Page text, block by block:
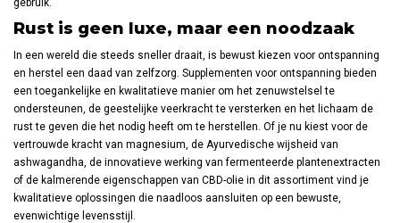
gebruik.
Rust is geen luxe, maar een noodzaak
In een wereld die steeds sneller draait, is bewust kiezen voor ontspanning
en herstel een daad van zelfzorg. Supplementen voor ontspanning bieden
een toegankelijke en kwalitatieve manier om het zenuwstelsel te
ondersteunen, de geestelijke veerkracht te versterken en het lichaam de
rust te geven die het nodig heeft om te herstellen. Of je nu kiest voor de
vertrouwde kracht van magnesium, de Ayurvedische wijsheid van
ashwagandha, de innovatieve werking van fermenteerde plantenextracten
of de kalmerende eigenschappen van CBD-olie in dit assortiment vind je
kwalitatieve oplossingen die naadloos aansluiten op een bewuste,
evenwichtige levensstijl.